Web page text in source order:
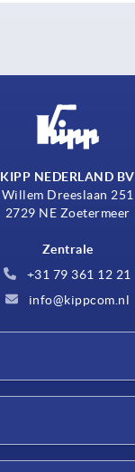
KIPP NEDERLAND BV
Willem Dreeslaan 251
2729 NE Zoetermeer
Zentrale
+31 79 361 12 21
info@kippcom.nl